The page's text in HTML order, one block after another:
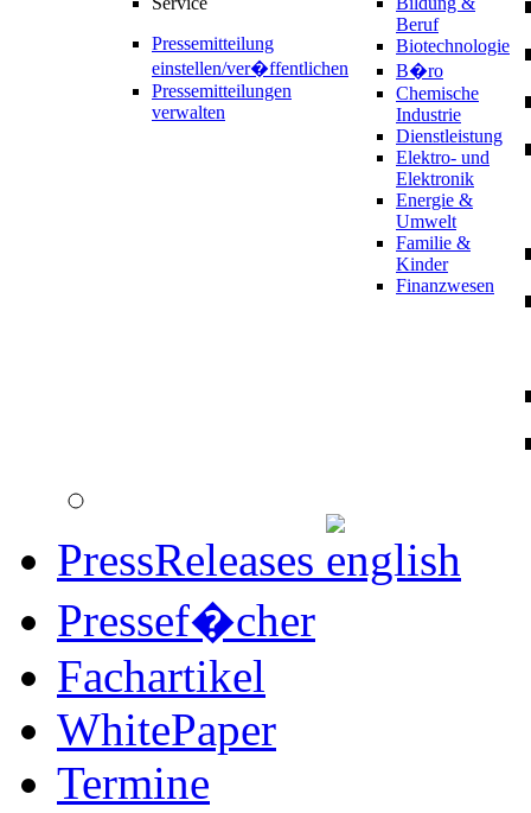
Pressemitteilung
einstellen/ver�ffentlichen
Pressemitteilungen
verwalten
Beruf
Biotechnologie
B�ro
Chemische
Industrie
Dienstleistung
Elektro- und
Elektronik
Energie &
Umwelt
Familie &
Kinder
Finanzwesen
PressReleases
Pressef�cher
Fachartikel
WhitePaper
Termine